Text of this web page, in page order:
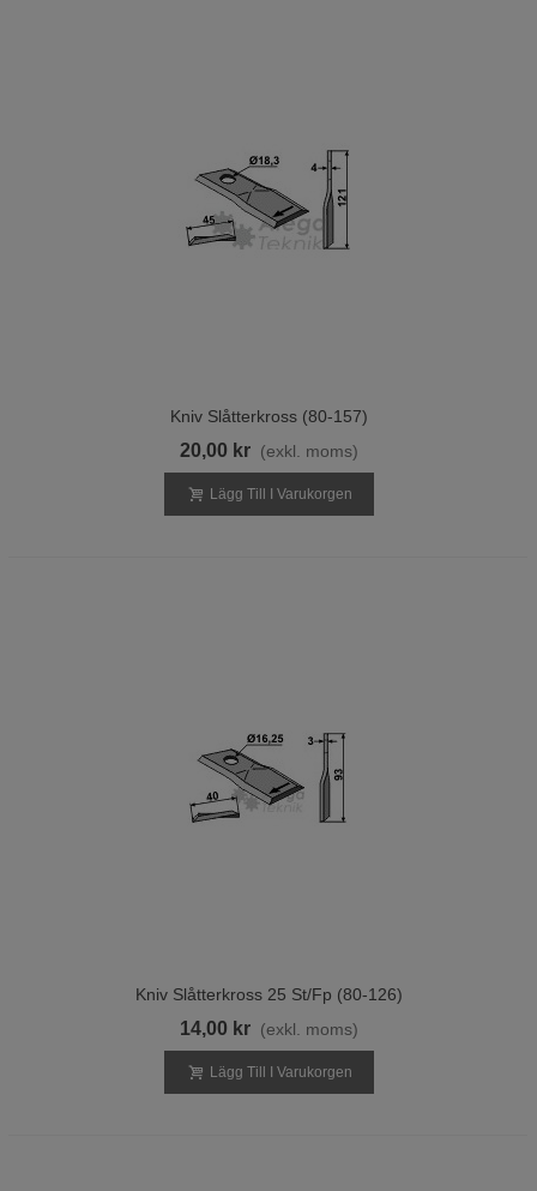
Kniv Slåtterkross (80-157)
20,00 kr (exkl. moms)
Lägg Till I Varukorgen
Kniv Slåtterkross 25 St/fp (80-126)
14,00 kr (exkl. moms)
Lägg Till I Varukorgen